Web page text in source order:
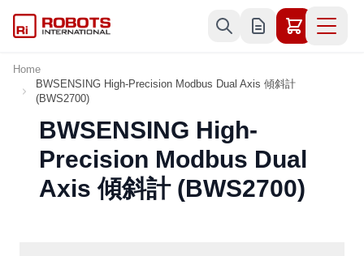
Home
BWSENSING High-Precision Modbus Dual Axis 傾斜計
(BWS2700)
BWSENSING High-
Precision Modbus Dual
Axis 傾斜計 (BWS2700)